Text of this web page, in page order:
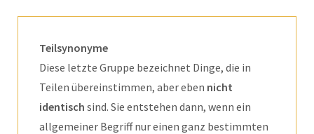
Teilsynonyme
Diese letzte Gruppe bezeichnet Dinge, die in
Teilen übereinstimmen, aber eben nicht
identisch sind. Sie entstehen dann, wenn ein
allgemeiner Begriff nur einen ganz bestimmten